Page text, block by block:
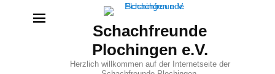
Schachfreunde
Plochingen e.V.
Herzlich willkommen auf der Internetseite der